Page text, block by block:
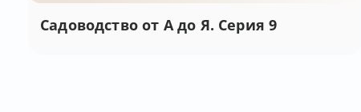
Садоводство от А до Я. Серия 9